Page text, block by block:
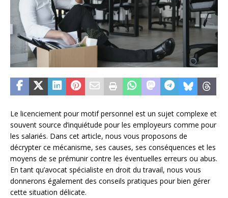
Le licenciement pour motif personnel est un sujet complexe et
souvent source d’inquiétude pour les employeurs comme pour
les salariés. Dans cet article, nous vous proposons de
décrypter ce mécanisme, ses causes, ses conséquences et les
moyens de se prémunir contre les éventuelles erreurs ou abus.
En tant qu’avocat spécialiste en droit du travail, nous vous
donnerons également des conseils pratiques pour bien gérer
cette situation délicate.